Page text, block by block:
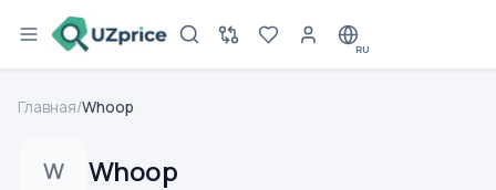
RU
Главная/Whoop
W Whoop